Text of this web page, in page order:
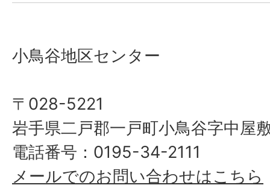
小鳥谷地区センター
〒028-5221
岩手県二戸郡一戸町小鳥谷字中屋
電話番号：0195-34-2111
メールでのお問い合わせはこちら